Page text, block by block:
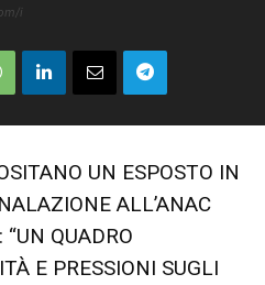
i
UN ESPOSTO IN
ALL’ANAC
QUADRO
E PRESSIONI SUGLI